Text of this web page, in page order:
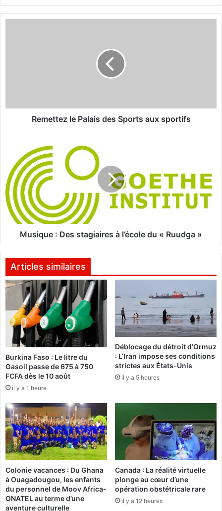
bsi
te
l
s
d
e
s
o
r
s
a
r
t
i
f
s
Remettez le Palais des Sports aux sportifs
q
u
e
s
s
a
g
s
à
l
’
é
o
l
e
d
u
R
u
u
d
Musique : Des stagiaires à l’école du « Ruudga »
Articles similaires
Burkina Faso : Le litre du
Gasoil passe de 675 à 750
FCFA dès le 10 août
il y a 1 heure
Déblocage du détroit d’Ormuz
: L’Iran impose ses conditions
strictes aux États-Unis
il y a 5 heures
Colonie vacances : Du Ghana
à Ouagadougou, les enfants
du personnel de Moov Africa-
ONATEL au terme d’une
aventure culturelle
Canada : La réalité virtuelle
plonge au cœur d’une
opération obstétricale rare
il y a 12 heures